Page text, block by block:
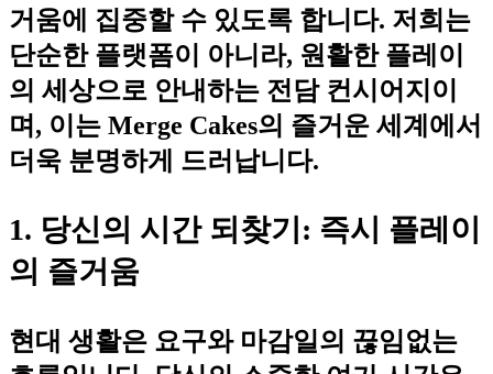
거움에 집중할 수 있도록 합니다. 저희는
단순한 플랫폼이 아니라, 원활한 플레이
의 세상으로 안내하는 전담 컨시어지이
며, 이는 Merge Cakes의 즐거운 세계에서
더욱 분명하게 드러납니다.
1. 당신의 시간 되찾기: 즉시 플레이
의 즐거움
현대 생활은 요구와 마감일의 끊임없는